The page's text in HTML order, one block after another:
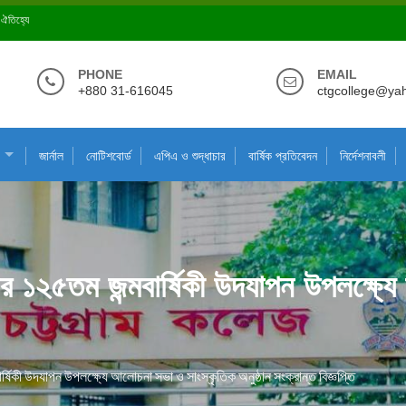
ঐতিহ্যে
PHONE
+880 31-616045
EMAIL
জার্নাল নোটিশবোর্ড এপিএ ও শুদ্ধাচার বার্ষিক প্রতিবেদন নির্দেশনাবলী
জন্মবার্ষিকী উদযাপন
উদযাপন উপলক্ষ্যে আলোচনা সভা ও সাংস্কৃতিক অনুষ্ঠান সংক্রান্ত বিজ্ঞপ্তি